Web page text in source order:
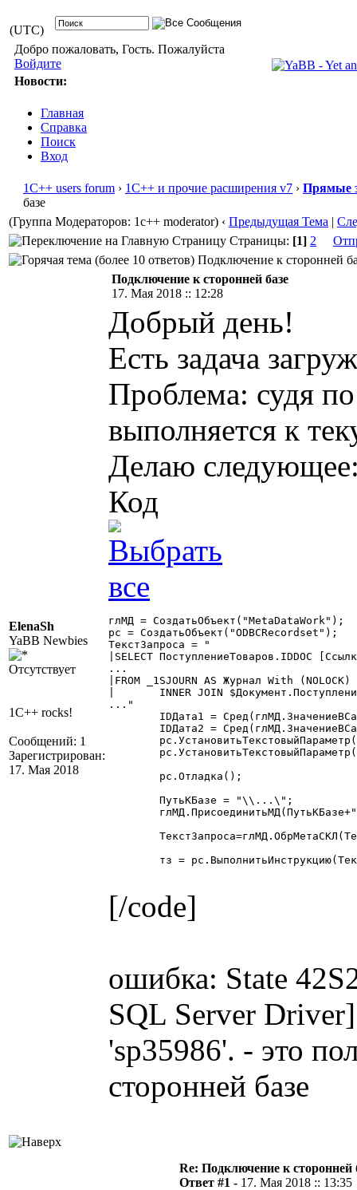
(UTC)
Добро пожаловать, Гость. Пожалуйста
Войдите
Новости:
Главная
Справка
Поиск
Вход
1С++ users forum › 1С++ и прочие расширения v7 › Прямые
базе
(Группа Модераторов: 1c++ moderator) ‹ Предыдущая Тема |
Страницы: [1] 2
Подключение к сторонней
ElenaSh
YaBB Newbies
Отсутствует
1C++ rocks!
Сообщений: 1
Зарегистрирован:
17. Мая 2018
Подключение к сторонней базе
17. Мая 2018 :: 12:28
Добрый день!
Есть задача
Проблема: судя
выполняется к
Делаю
Код
глМД = СоздатьОбъект("MetaDataWork");
рс = СоздатьОбъект("ODBCRecordset");
ТекстЗапроса = "
|SELECT ПоступлениеТоваров.IDDOC
...
|FROM _1SJOURN AS Журнал With (NOLOCK)
..."
[/code]
ошибка: State
SQL Server
'sp35986'. - это
сторонней базе
Re: Подключение к сторонней
Ответ #1 - 17. Мая 2018 :: 13:35